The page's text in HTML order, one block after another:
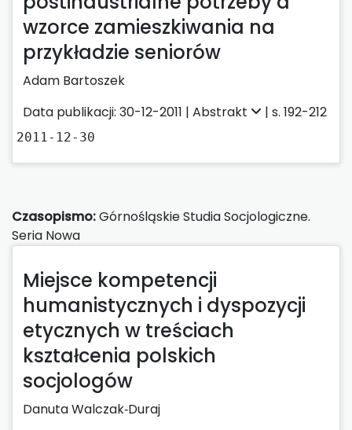
wzorce zamieszkiwania na
przykładzie seniorów
Adam Bartoszek
Data publikacji: 30-12-2011 | Abstrakt | s. 192-212
2011-12-30
Czasopismo:Górnośląskie Studia Socjologiczne.
Seria Nowa
Miejsce kompetencji
humanistycznych i dyspozycji
etycznych w treściach
kształcenia polskich
socjologów
Danuta Walczak‑Duraj